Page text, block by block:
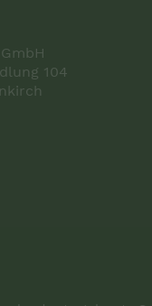
104